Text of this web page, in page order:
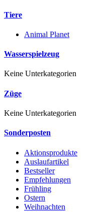
Tiere
Animal Planet
Wasserspielzeug
Keine Unterkategorien
Züge
Keine Unterkategorien
Sonderposten
Aktionsprodukte
Auslaufartikel
Bestseller
Empfehlungen
Frühling
Ostern
Weihnachten